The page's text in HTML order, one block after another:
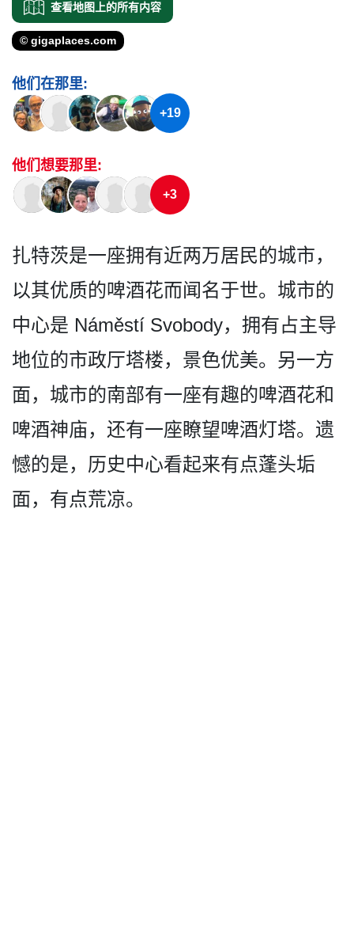
查看地图上的所有内容
© gigaplaces.com
他们在那里:
+19
他们想要那里:
+3
扎特茨是一座拥有近两万居民­的城市，
以其优质的啤酒花而闻名于世。城市的
中心是 Náměstí Svobody，拥有占主导
地位的市­政厅塔楼，景色优美。另一方
面，城市的南部有一座有­趣的啤酒花和
啤酒神庙，还有一座瞭望啤酒灯塔。遗
憾­的是，历史中心看起来有点蓬头垢
面，有点荒凉。